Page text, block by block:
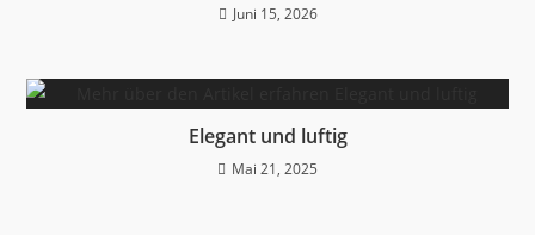
Juni 15, 2026
Elegant und luftig
Mai 21, 2025